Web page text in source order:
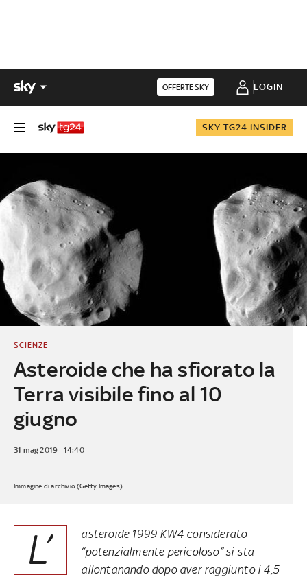
OFFERTE SKY LOGIN
SKY TG24 INSIDER
Asteroide che ha sfiorato la
Terra visibile fino al 10
giugno
SCIENZE
31 mag 2019 - 14:40
Immagine di archivio (Getty Images)
L’
asteroide 1999 KW4 considerato
“potenzialmente pericoloso” si sta
allontanando dopo aver raggiunto i 4,5